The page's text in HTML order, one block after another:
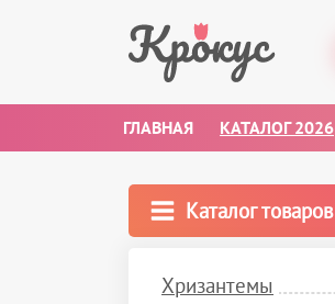
ГЛАВНАЯ КАТАЛОГ 2026
Каталог товаров
Хризантемы